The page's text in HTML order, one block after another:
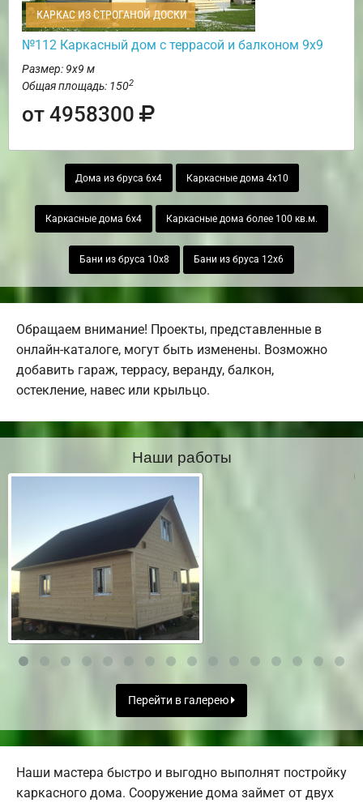
КАРКАС ИЗ СТРОГАНОЙ ДОСКИ
№112 Каркасный дом с террасой и балконом 9х9
Размер: 9х9 м
Общая площадь: 1502
от 4958300
Дома из бруса 6х4 Каркасные дома 4х10
Каркасные дома 6х4 Каркасные дома более 100 кв.м.
Бани из бруса 10х8 Бани из бруса 12х6
Обращаем внимание! Проекты, представленные в
онлайн-каталоге, могут быть изменены. Возможно
добавить гараж, террасу, веранду, балкон,
остекление, навес или крыльцо.
Наши работы
Перейти в галерею
Наши мастера быстро и выгодно выполнят постройку
каркасного дома. Сооружение дома займет от двух